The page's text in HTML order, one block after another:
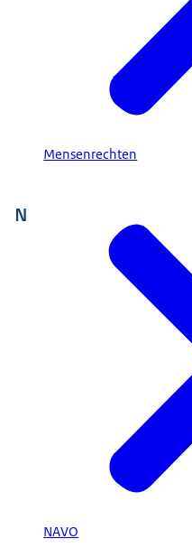
Mensenrechten
N
NAVO